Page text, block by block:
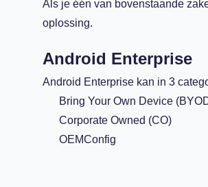
Als je één van bovenstaande
oplossing.
Android Enterprise
Android Enterprise kan in 3
Bring Your Own Device
Corporate Owned (CO)
OEMConfig